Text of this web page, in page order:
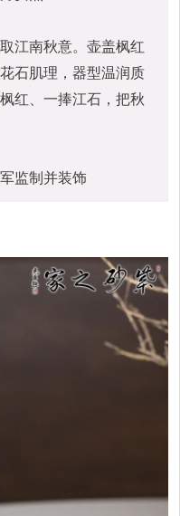
江南秋意。壶盖枫红
石肌理，器型温润质
红、一捧江石，把秋
监制并装饰